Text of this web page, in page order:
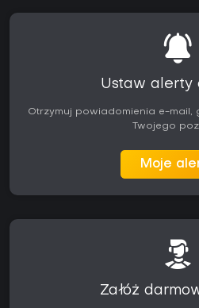
Ustaw alerty
Otrzymuj powiadomienia e-
Twojego
Moje
Załóż